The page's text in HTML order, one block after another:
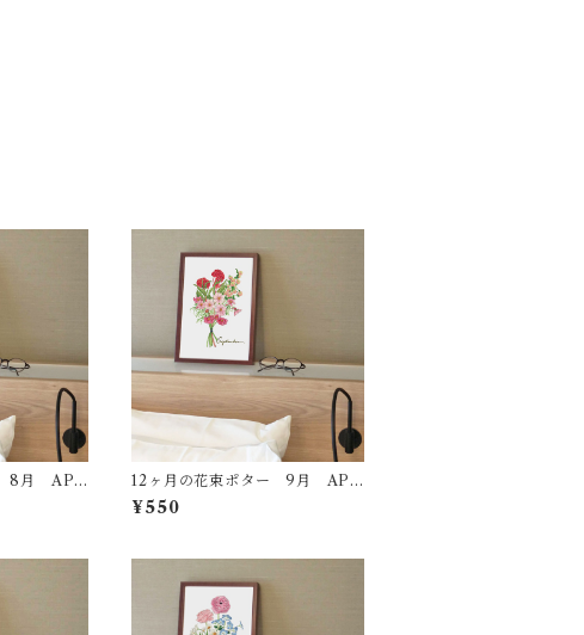
8月 AP3
12ヶ月の花束ポター 9月 AP3
3
¥550